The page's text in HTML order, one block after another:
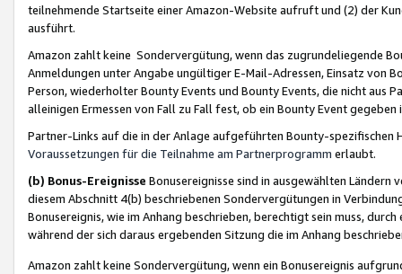
teilnehmende Startseite einer Amazon-Website aufruft und (2) der
ausführt.
Amazon zahlt keine Sondervergütung, wenn das zugrundeliegende
Anmeldungen unter Angabe ungültiger E-Mail-Adressen, Einsatz von
Person, wiederholter Bounty Events und Bounty Events, die nicht
alleinigen Ermessen von Fall zu Fall fest, ob ein Bounty Event
Partner-Links auf die in der Anlage aufgeführten Bounty-spezifischen
Voraussetzungen für die Teilnahme am Partnerprogramm erlaubt.
(b) Bonus-Ereignisse Bonusereignisse sind in ausgewählten Ländern
diesem Abschnitt 4(b) beschriebenen Sondervergütungen in
Bonusereignis, wie im Anhang beschrieben, berechtigt sein muss,
während der sich daraus ergebenden Sitzung die im Anhang
Amazon zahlt keine Sondervergütung, wenn ein Bonusereignis